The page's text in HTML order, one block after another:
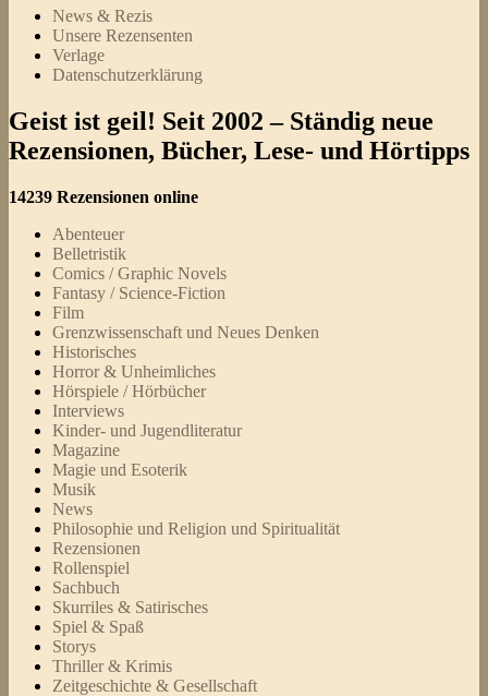
News & Rezis
Unsere Rezensenten
Verlage
Datenschutzerklärung
Geist ist geil! Seit 2002 – Ständig neue
Rezensionen, Bücher, Lese- und Hörtipps
14239 Rezensionen online
Abenteuer
Belletristik
Comics / Graphic Novels
Fantasy / Science-Fiction
Film
Grenzwissenschaft und Neues Denken
Historisches
Horror & Unheimliches
Hörspiele / Hörbücher
Interviews
Kinder- und Jugendliteratur
Magazine
Magie und Esoterik
Musik
News
Philosophie und Religion und Spiritualität
Rezensionen
Rollenspiel
Sachbuch
Skurriles & Satirisches
Spiel & Spaß
Storys
Thriller & Krimis
Zeitgeschichte & Gesellschaft